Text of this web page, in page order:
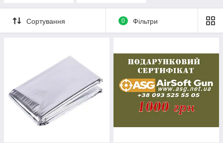
Сортування 0 Фільтри